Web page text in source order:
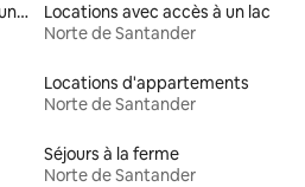
Locations avec petit-déjeuner
Locations avec accès à un lac
Norte de Santander
Locations d'appartements
Norte de Santander
Séjours à la ferme
Norte de Santander